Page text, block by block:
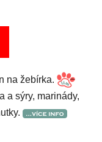
na žebírka.
a sýry, marinády,